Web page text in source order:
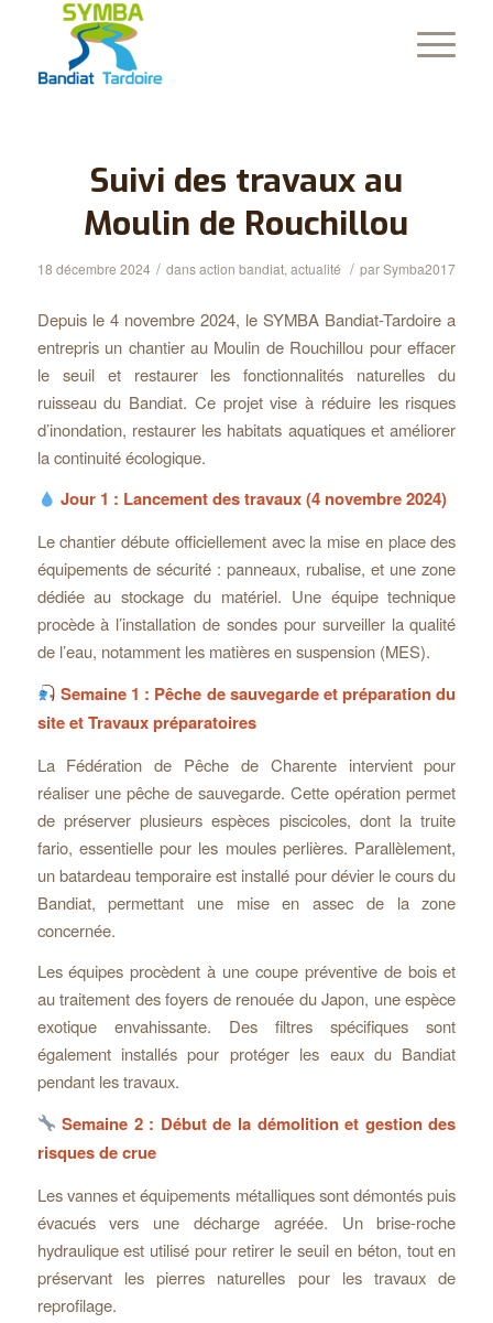
Suivi des travaux au
Moulin de Rouchillou
18 décembre 2024 / dansaction bandiat, actualité / parSymba2017
Depuis le 4 novembre 2024, le SYMBA Bandiat-Tardoire a
entrepris un chantier au Moulin de Rouchillou pour effacer
le seuil et restaurer les fonctionnalités naturelles du
ruisseau du Bandiat. Ce projet vise à réduire les risques
d’inondation, restaurer les habitats aquatiques et améliorer
la continuité écologique.
Jour 1 : Lancement des travaux (4 novembre 2024)
Le chantier débute officiellement avec la mise en place des
équipements de sécurité : panneaux, rubalise, et une zone
dédiée au stockage du matériel. Une équipe technique
procède à l’installation de sondes pour surveiller la qualité
de l’eau, notamment les matières en suspension (MES).
Semaine 1 : Pêche de sauvegarde et préparation du
site et Travaux préparatoires
La Fédération de Pêche de Charente intervient pour
réaliser une pêche de sauvegarde. Cette opération permet
de préserver plusieurs espèces piscicoles, dont la truite
fario, essentielle pour les moules perlières. Parallèlement,
un batardeau temporaire est installé pour dévier le cours du
Bandiat, permettant une mise en assec de la zone
concernée.
Les équipes procèdent à une coupe préventive de bois et
au traitement des foyers de renouée du Japon, une espèce
exotique envahissante. Des filtres spécifiques sont
également installés pour protéger les eaux du Bandiat
pendant les travaux.
Semaine 2 : Début de la démolition et gestion des
risques de crue
Les vannes et équipements métalliques sont démontés puis
évacués vers une décharge agréée. Un brise-roche
hydraulique est utilisé pour retirer le seuil en béton, tout en
préservant les pierres naturelles pour les travaux de
reprofilage.